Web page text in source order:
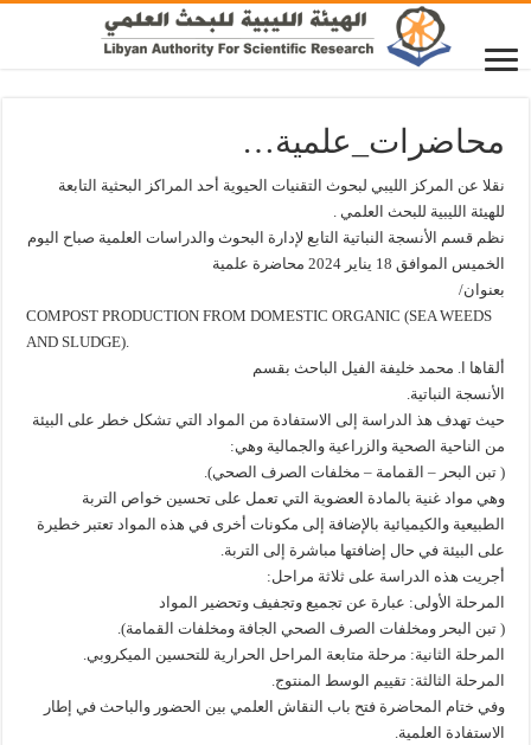
محاضرات_علمية…
نقلا عن المركز الليبي لبحوث التقنيات الحيوية أحد المراكز البحثية التابعة
للهيئة الليبية للبحث العلمي .
نظم قسم الأنسجة النباتية التابع لإدارة البحوث والدراسات العلمية صباح اليوم
الخميس الموافق 18 يناير 2024 محاضرة علمية
بعنوان/
COMPOST PRODUCTION FROM DOMESTIC ORGANIC (SEA WEEDS
AND SLUDGE).
ألقاها ا. محمد خليفة الفيل الباحث بقسم
الأنسجة النباتية.
حيث تهدف هذ الدراسة إلى الاستفادة من المواد التي تشكل خطر على البيئة
من الناحية الصحية والزراعية والجمالية وهي:
( تبن البحر – القمامة – مخلفات الصرف الصحي).
وهي مواد غنية بالمادة العضوية التي تعمل على تحسين خواص التربة
الطبيعية والكيميائية بالإضافة إلى مكونات أخرى في هذه المواد تعتبر خطيرة
على البيئة في حال إضافتها مباشرة إلى التربة.
أجريت هذه الدراسة على ثلاثة مراحل:
المرحلة الأولى: عبارة عن تجميع وتجفيف وتحضير المواد
( تبن البحر ومخلفات الصرف الصحي الجافة ومخلفات القمامة).
المرحلة الثانية: مرحلة متابعة المراحل الحرارية للتحسين الميكروبي.
المرحلة الثالثة: تقييم الوسط المنتوج.
وفي ختام المحاضرة فتح باب النقاش العلمي بين الحضور والباحث في إطار
الاستفادة العلمية.